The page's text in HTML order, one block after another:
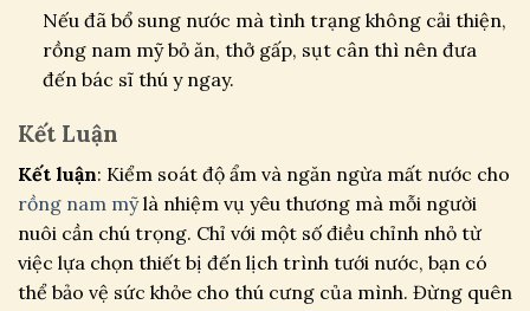
Nếu đã bổ sung nước mà tình trạng không cải thiện,
rồng nam mỹ bỏ ăn, thở gấp, sụt cân thì nên đưa
đến bác sĩ thú y ngay.
Kết Luận
Kết luận: Kiểm soát độ ẩm và ngăn ngừa mất nước cho
rồng nam mỹlà nhiệm vụ yêu thương mà mỗi người
nuôi cần chú trọng. Chỉ với một số điều chỉnh nhỏ từ
việc lựa chọn thiết bị đến lịch trình tưới nước, bạn có
thể bảo vệ sức khỏe cho thú cưng của mình. Đừng quên